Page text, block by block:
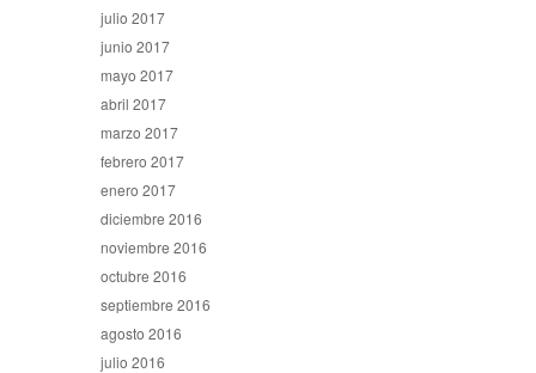
julio 2017
junio 2017
mayo 2017
abril 2017
marzo 2017
febrero 2017
enero 2017
diciembre 2016
noviembre 2016
octubre 2016
septiembre 2016
agosto 2016
julio 2016